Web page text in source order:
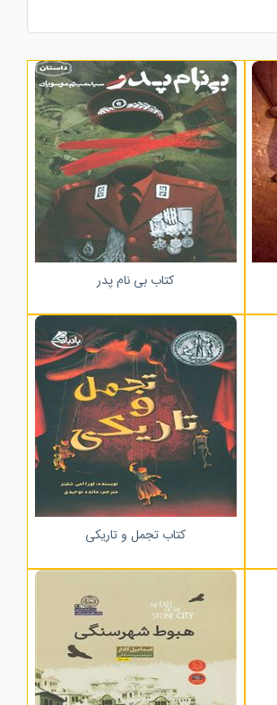
کتاب بی نام پدر
کتاب تجمل و تاریکی